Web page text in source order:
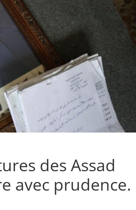
des Assad
avec prudence.